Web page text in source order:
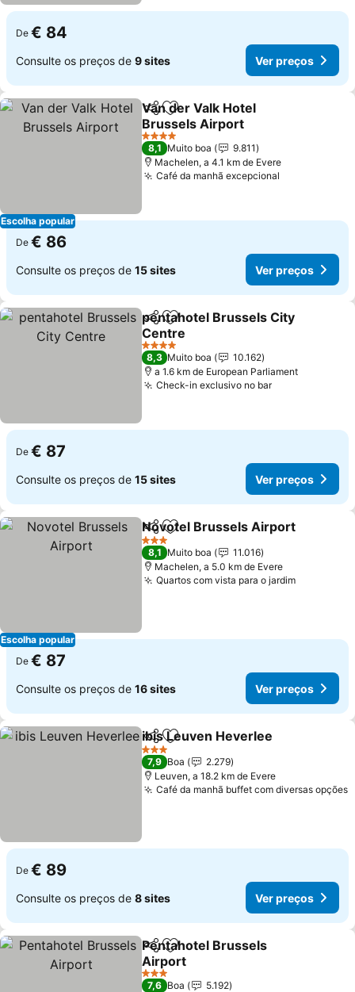
De € 84
Consulte os preços de 9 sites Ver preços
Escolha popular
PartilharAdicionar aos favoritos
Van der Valk Hotel
Brussels Airport
4 Estrelas
8,1 Muito boa
9.811
Machelen, a 4.1 km de Evere
Café da manhã excepcional
De € 86
Consulte os preços de 15 sites Ver preços
PartilharAdicionar aos favoritos
pentahotel Brussels City
Centre
4 Estrelas
8,3 Muito boa
10.162
a 1.6 km de European Parliament
Check-in exclusivo no bar
De € 87
Consulte os preços de 15 sites Ver preços
Escolha popular
PartilharAdicionar aos favoritos
Novotel Brussels Airport
3 Estrelas
8,1 Muito boa
11.016
Machelen, a 5.0 km de Evere
Quartos com vista para o jardim
De € 87
Consulte os preços de 16 sites Ver preços
PartilharAdicionar aos favoritos
ibis Leuven Heverlee
3 Estrelas
7,9 Boa
2.279
Leuven, a 18.2 km de Evere
Café da manhã buffet com diversas opções
De € 89
Consulte os preços de 8 sites Ver preços
PartilharAdicionar aos favoritos
Pentahotel Brussels
Airport
3 Estrelas
7,6 Boa
5.192